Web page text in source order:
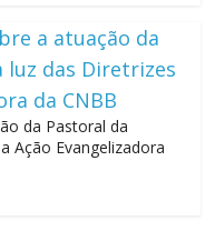
da Pastoral da
Ação Evangelizadora